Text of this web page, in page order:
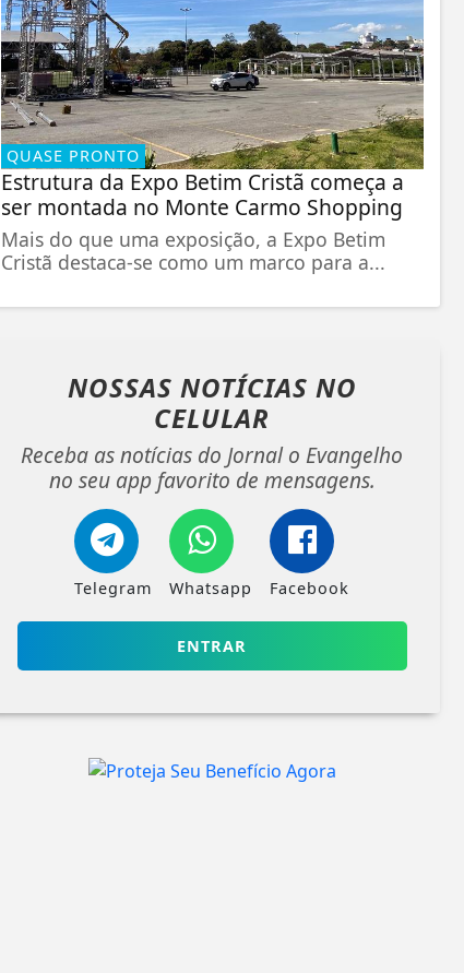
QUASE PRONTO
Estrutura da Expo Betim Cristã começa a
ser montada no Monte Carmo Shopping
Mais do que uma exposição, a Expo Betim
Cristã destaca-se como um marco para a...
NOSSAS NOTÍCIAS NO
CELULAR
Receba as notícias do Jornal o Evangelho
no seu app favorito de mensagens.
Telegram Whatsapp Facebook
ENTRAR